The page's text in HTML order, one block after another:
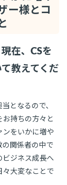
ー様とコ
在、CSを
教えてくだ
となるので、
持ちの方々と
ンをいかに増や
関係者の中で
ビジネス成長へ
々大変なことで